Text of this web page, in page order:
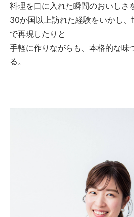
料理を口に入れた瞬間のおいしさ
30か国以上訪れた経験をいかし、
で再現したりと
手軽に作りながらも、本格的な味
る。